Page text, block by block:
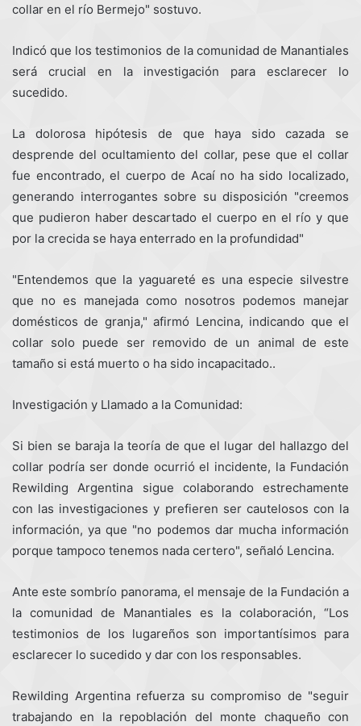
collar en el río Bermejo" sostuvo.
Indicó que los testimonios de la comunidad de Manantiales
será crucial en la investigación para esclarecer lo
sucedido.
La dolorosa hipótesis de que haya sido cazada se
desprende del ocultamiento del collar, pese que el collar
fue encontrado, el cuerpo de Acaí no ha sido localizado,
generando interrogantes sobre su disposición "creemos
que pudieron haber descartado el cuerpo en el río y que
por la crecida se haya enterrado en la profundidad"
"Entendemos que la yaguareté es una especie silvestre
que no es manejada como nosotros podemos manejar
domésticos de granja," afirmó Lencina, indicando que el
collar solo puede ser removido de un animal de este
tamaño si está muerto o ha sido incapacitado..
Investigación y Llamado a la Comunidad:
Si bien se baraja la teoría de que el lugar del hallazgo del
collar podría ser donde ocurrió el incidente, la Fundación
Rewilding Argentina sigue colaborando estrechamente
con las investigaciones y prefieren ser cautelosos con la
información, ya que "no podemos dar mucha información
porque tampoco tenemos nada certero", señaló Lencina.
Ante este sombrío panorama, el mensaje de la Fundación a
la comunidad de Manantiales es la colaboración, “Los
testimonios de los lugareños son importantísimos para
esclarecer lo sucedido y dar con los responsables.
Rewilding Argentina refuerza su compromiso de "seguir
trabajando en la repoblación del monte chaqueño con